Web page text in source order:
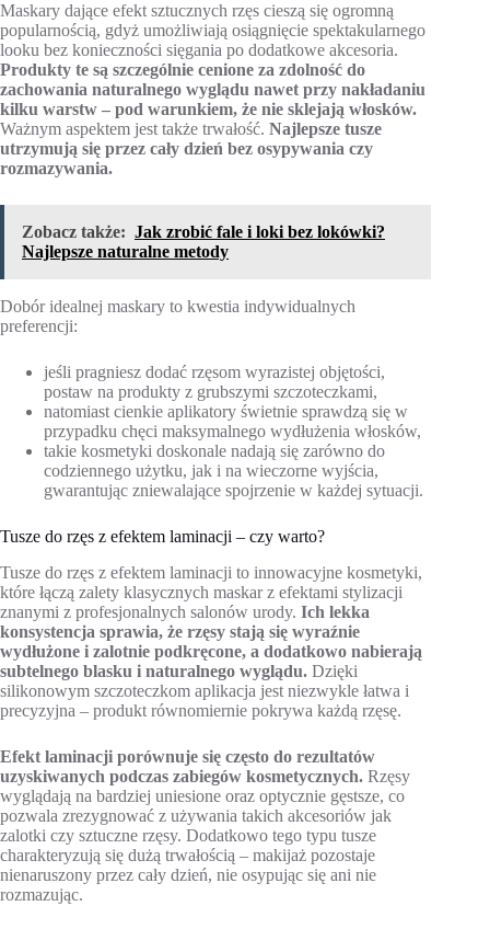
Maskary dające efekt sztucznych rzęs cieszą się ogromną
popularnością, gdyż umożliwiają osiągnięcie spektakularnego
looku bez konieczności sięgania po dodatkowe akcesoria.
Produkty te są szczególnie cenione za zdolność do
zachowania naturalnego wyglądu nawet przy nakładaniu
kilku warstw – pod warunkiem, że nie sklejają włosków.
Ważnym aspektem jest także trwałość. Najlepsze tusze
utrzymują się przez cały dzień bez osypywania czy
rozmazywania.
Zobacz także: Jak zrobić fale i loki bez lokówki?
Najlepsze naturalne metody
Dobór idealnej maskary to kwestia indywidualnych
preferencji:
jeśli pragniesz dodać rzęsom wyrazistej objętości,
postaw na produkty z grubszymi szczoteczkami,
natomiast cienkie aplikatory świetnie sprawdzą się w
przypadku chęci maksymalnego wydłużenia włosków,
takie kosmetyki doskonale nadają się zarówno do
codziennego użytku, jak i na wieczorne wyjścia,
gwarantując zniewalające spojrzenie w każdej sytuacji.
Tusze do rzęs z efektem laminacji – czy warto?
Tusze do rzęs z efektem laminacji to innowacyjne kosmetyki,
które łączą zalety klasycznych maskar z efektami stylizacji
znanymi z profesjonalnych salonów urody. Ich lekka
konsystencja sprawia, że rzęsy stają się wyraźnie
wydłużone i zalotnie podkręcone, a dodatkowo nabierają
subtelnego blasku i naturalnego wyglądu. Dzięki
silikonowym szczoteczkom aplikacja jest niezwykle łatwa i
precyzyjna – produkt równomiernie pokrywa każdą rzęsę.
Efekt laminacji porównuje się często do rezultatów
uzyskiwanych podczas zabiegów kosmetycznych. Rzęsy
wyglądają na bardziej uniesione oraz optycznie gęstsze, co
pozwala zrezygnować z używania takich akcesoriów jak
zalotki czy sztuczne rzęsy. Dodatkowo tego typu tusze
charakteryzują się dużą trwałością – makijaż pozostaje
nienaruszony przez cały dzień, nie osypując się ani nie
rozmazując.